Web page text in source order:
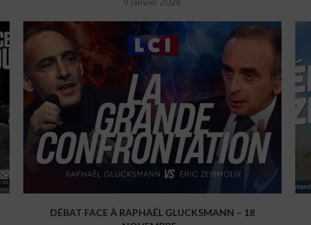
9 janvier 2026
DÉBAT FACE À RAPHAËL GLUCKSMANN – 18